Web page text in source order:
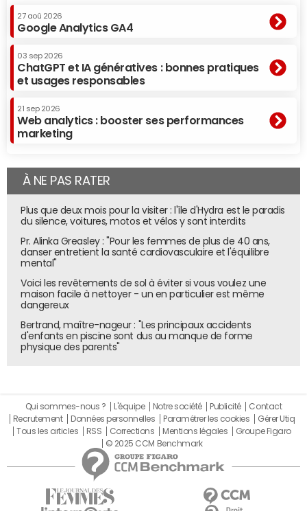
27 aoû 2026
Google Analytics GA4
03 sep 2026
ChatGPT et IA génératives : bonnes pratiques
et usages responsables
21 sep 2026
Web analytics : booster ses performances
marketing
À NE PAS RATER
Plus que deux mois pour la visiter : l'île d'Hydra est le paradis
du silence, voitures, motos et vélos y sont interdits
Pr. Alinka Greasley : "Pour les femmes de plus de 40 ans,
danser entretient la santé cardiovasculaire et l'équilibre
mental"
Voici les revêtements de sol à éviter si vous voulez une
maison facile à nettoyer - un en particulier est même
dangereux
Bertrand, maître-nageur : "Les principaux accidents
d'enfants en piscine sont dus au manque de forme
physique des parents"
Qui sommes-nous ? L'équipe Notre société Publicité
Contact
Recrutement
Données personnelles Paramétrer les cookies
Gérer Utiq
Tous les articles
RSS Corrections Mentions légales
Groupe Figaro
© 2025 CCM Benchmark